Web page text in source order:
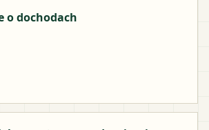
o dochodach